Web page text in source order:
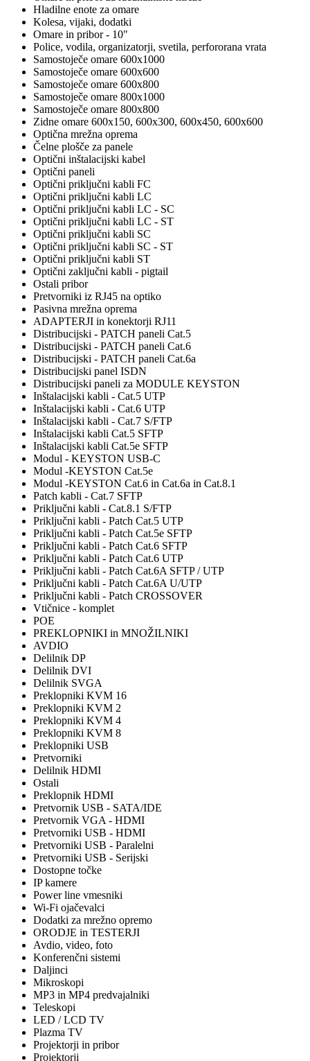
Hladilne enote za omare
Kolesa, vijaki, dodatki
Omare in pribor - 10"
Police, vodila, organizatorji, svetila, perfororana vrata
Samostoječe omare 600x1000
Samostoječe omare 600x600
Samostoječe omare 600x800
Samostoječe omare 800x1000
Samostoječe omare 800x800
Zidne omare 600x150, 600x300, 600x450, 600x600
Optična mrežna oprema
Čelne plošče za panele
Optični inštalacijski kabel
Optični paneli
Optični priključni kabli FC
Optični priključni kabli LC
Optični priključni kabli LC - SC
Optični priključni kabli LC - ST
Optični priključni kabli SC
Optični priključni kabli SC - ST
Optični priključni kabli ST
Optični zaključni kabli - pigtail
Ostali pribor
Pretvorniki iz RJ45 na optiko
Pasivna mrežna oprema
ADAPTERJI in konektorji RJ11
Distribucijski - PATCH paneli Cat.5
Distribucijski - PATCH paneli Cat.6
Distribucijski - PATCH paneli Cat.6a
Distribucijski panel ISDN
Distribucijski paneli za MODULE KEYSTON
Inštalacijski kabli - Cat.5 UTP
Inštalacijski kabli - Cat.6 UTP
Inštalacijski kabli - Cat.7 S/FTP
Inštalacijski kabli Cat.5 SFTP
Inštalacijski kabli Cat.5e SFTP
Modul - KEYSTON USB-C
Modul -KEYSTON Cat.5e
Modul -KEYSTON Cat.6 in Cat.6a in Cat.8.1
Patch kabli - Cat.7 SFTP
Priključni kabli - Cat.8.1 S/FTP
Priključni kabli - Patch Cat.5 UTP
Priključni kabli - Patch Cat.5e SFTP
Priključni kabli - Patch Cat.6 SFTP
Priključni kabli - Patch Cat.6 UTP
Priključni kabli - Patch Cat.6A SFTP / UTP
Priključni kabli - Patch Cat.6A U/UTP
Priključni kabli - Patch CROSSOVER
Vtičnice - komplet
POE
PREKLOPNIKI in MNOŽILNIKI
AVDIO
Delilnik DP
Delilnik DVI
Delilnik SVGA
Preklopniki KVM 16
Preklopniki KVM 2
Preklopniki KVM 4
Preklopniki KVM 8
Preklopniki USB
Pretvorniki
Delilnik HDMI
Ostali
Preklopnik HDMI
Pretvornik USB - SATA/IDE
Pretvornik VGA - HDMI
Pretvorniki USB - HDMI
Pretvorniki USB - Paralelni
Pretvorniki USB - Serijski
Dostopne točke
IP kamere
Power line vmesniki
Wi-Fi ojačevalci
Dodatki za mrežno opremo
ORODJE in TESTERJI
Avdio, video, foto
Konferenčni sistemi
Daljinci
Mikroskopi
MP3 in MP4 predvajalniki
Teleskopi
LED / LCD TV
Plazma TV
Projektorji in pribor
Projektorji